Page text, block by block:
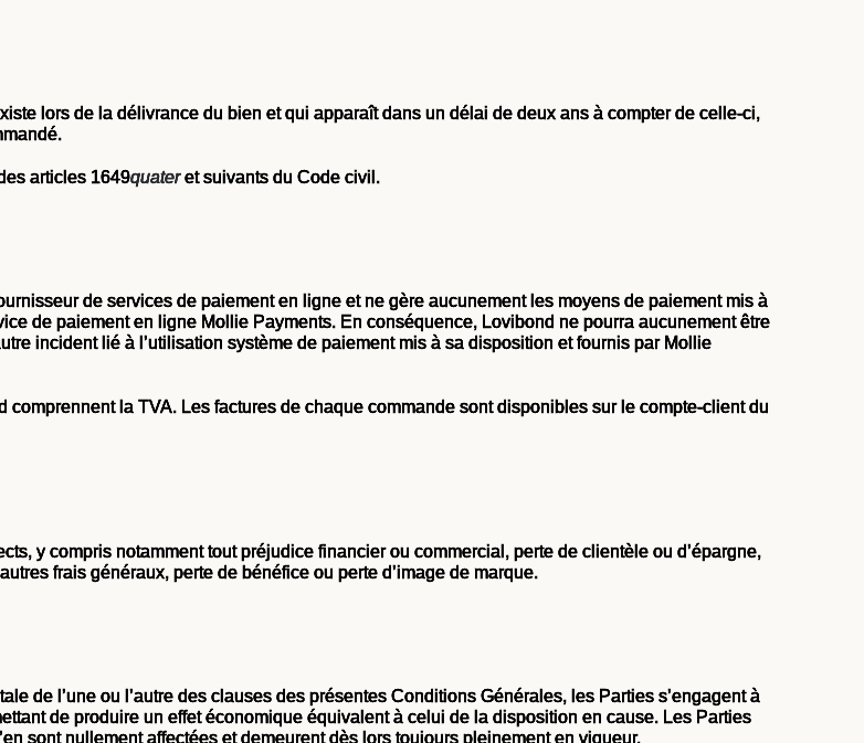
lors de la délivrance du bien et qui apparaît dans un délai de deux ans à compter de celle-ci,
articles 1649quateret suivants du Code civil.
de services de paiement en ligne et ne gère aucunement les moyens de paiement mis à
de paiement en ligne Mollie Payments. En conséquence, Lovibond ne pourra aucunement être
incident lié à l’utilisation système de paiement mis à sa disposition et fournis par Mollie
la TVA. Les factures de chaque commande sont disponibles sur le compte-client du
y compris notamment tout préjudice financier ou commercial, perte de clientèle ou d’épargne,
frais généraux, perte de bénéfice ou perte d’image de marque.
de l’une ou l’autre des clauses des présentes Conditions Générales, les Parties s’engagent à
de produire un effet économique équivalent à celui de la disposition en cause. Les Parties
sont nullement affectées et demeurent dès lors toujours pleinement en vigueur.